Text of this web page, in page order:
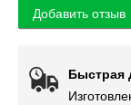
Добавить отзыв
Быстрая